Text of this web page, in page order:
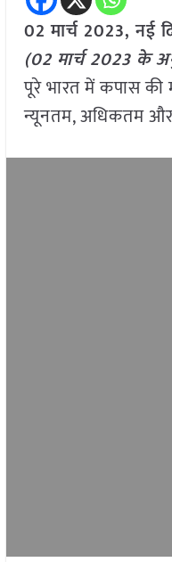
02 मार्च 2023, नई
(02 मार्च 2023 के
पूरे भारत में कपास
न्यूनतम, अधिकतम